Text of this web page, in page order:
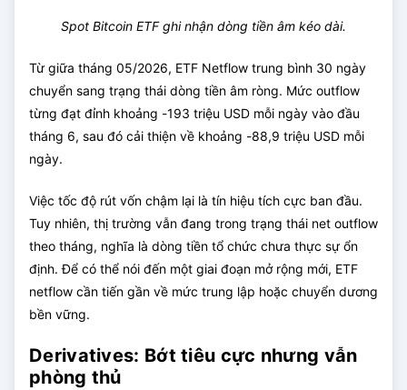
Spot Bitcoin ETF ghi nhận dòng tiền âm kéo dài.
Từ giữa tháng 05/2026, ETF Netflow trung bình 30 ngày
chuyển sang trạng thái dòng tiền âm ròng. Mức outflow
từng đạt đỉnh khoảng -193 triệu USD mỗi ngày vào đầu
tháng 6, sau đó cải thiện về khoảng -88,9 triệu USD mỗi
ngày.
Việc tốc độ rút vốn chậm lại là tín hiệu tích cực ban đầu.
Tuy nhiên, thị trường vẫn đang trong trạng thái net outflow
theo tháng, nghĩa là dòng tiền tổ chức chưa thực sự ổn
định. Để có thể nói đến một giai đoạn mở rộng mới, ETF
netflow cần tiến gần về mức trung lập hoặc chuyển dương
bền vững.
Derivatives: Bớt tiêu cực nhưng vẫn
phòng thủ